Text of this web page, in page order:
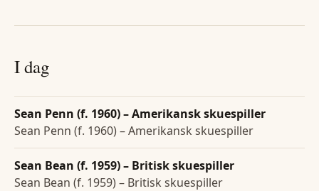
I dag
Sean Penn (f. 1960) – Amerikansk skuespiller
Sean Penn (f. 1960) – Amerikansk skuespiller
Sean Bean (f. 1959) – Britisk skuespiller
Sean Bean (f. 1959) – Britisk skuespiller